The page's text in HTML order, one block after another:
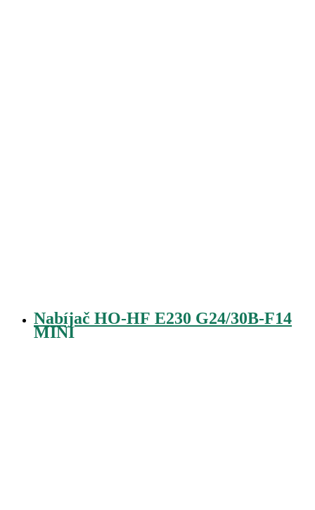
Nabíjač HO-HF E230 G24/30B-F14
MINI